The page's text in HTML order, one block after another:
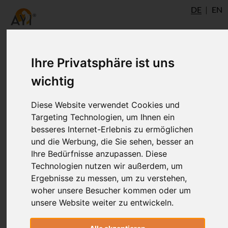
Ihre Privatsphäre ist uns
wichtig
Diese Website verwendet Cookies und
Targeting Technologien, um Ihnen ein
besseres Internet-Erlebnis zu ermöglichen
und die Werbung, die Sie sehen, besser an
Ihre Bedürfnisse anzupassen. Diese
Technologien nutzen wir außerdem, um
Ergebnisse zu messen, um zu verstehen,
woher unsere Besucher kommen oder um
unsere Website weiter zu entwickeln.
DE EN
Advanced - Milestep 3
Dies ist der dritte Meilenstein in Deiner
®Advanced Ausbildung. In diesem E-
Learning bekommst Du insgesamt
folgende Aufgaben: 30 mal Praxis mit
verschiedenem Fokus (Asana, Pranayama,
Meditation), 36 Tage Alltagsreflexionen
zum Yoga Sutra, 12 theoretische Aufgaben
zum Yoga Sutra und weitere 12
Devanagari Likhita-Japa Meditationen, 5